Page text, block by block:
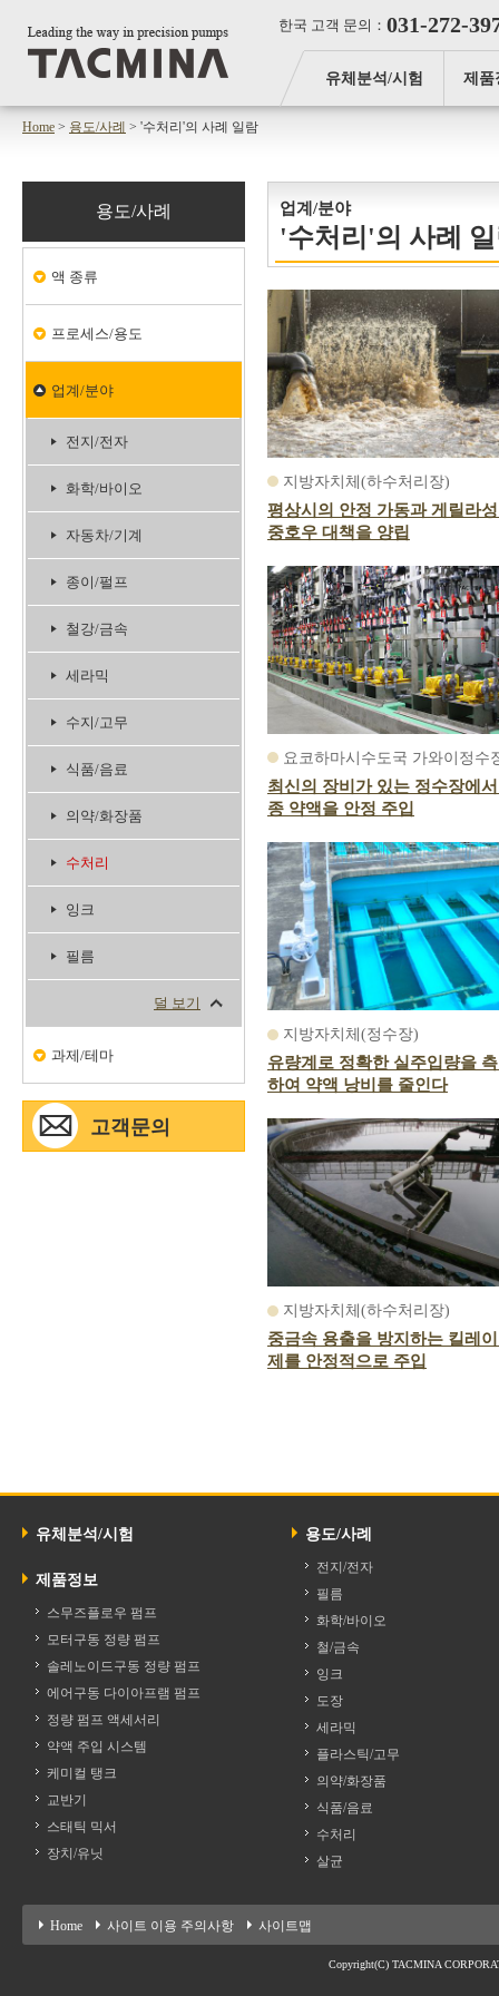
한국 고객 문의： 031-272-
유체분석/시험 제품
Home > 용도/사례 > '수처리'의 사례 일람
업계/분야
'수처리'의 사례
지방자치체(하수처리장)
평상시의 안정 가동과 게릴라
중호우 대책을 양립
요코하마시수도국 가와이정수
최신의 장비가 있는 정수장에
종 약액을 안정 주입
지방자치체(정수장)
유량계로 정확한 실주입량을
하여 약액 낭비를 줄인다
지방자치체(하수처리장)
중금속 용출을 방지하는 킬레
제를 안정적으로 주입
용도/사례
액 종류
프로세스/용도
업계/분야
전지/전자
화학/바이오
자동차/기계
종이/펄프
철강/금속
세라믹
수지/고무
식품/음료
의약/화장품
수처리
잉크
필름
과제/테마
고객문의
유체분석/시험
제품정보
스무즈플로우 펌프
모터구동 정량 펌프
솔레노이드구동 정량 펌프
에어구동 다이아프램 펌프
정량 펌프 액세서리
약액 주입 시스템
케미컬 탱크
교반기
스태틱 믹서
장치/유닛
용도/사례
전지/전자
필름
화학/바이오
철/금속
잉크
도장
세라믹
플라스틱/고무
의약/화장품
식품/음료
수처리
살균
Home 사이트 이용 주의사항 사이트맵
Copyright(C) TACMINA